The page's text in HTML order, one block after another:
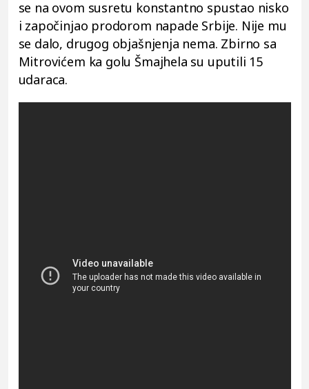
se na ovom susretu konstantno spustao nisko
i započinjao prodorom napade Srbije. Nije mu
se dalo, drugog objašnjenja nema. Zbirno sa
Mitrovićem ka golu Šmajhela su uputili 15
udaraca.